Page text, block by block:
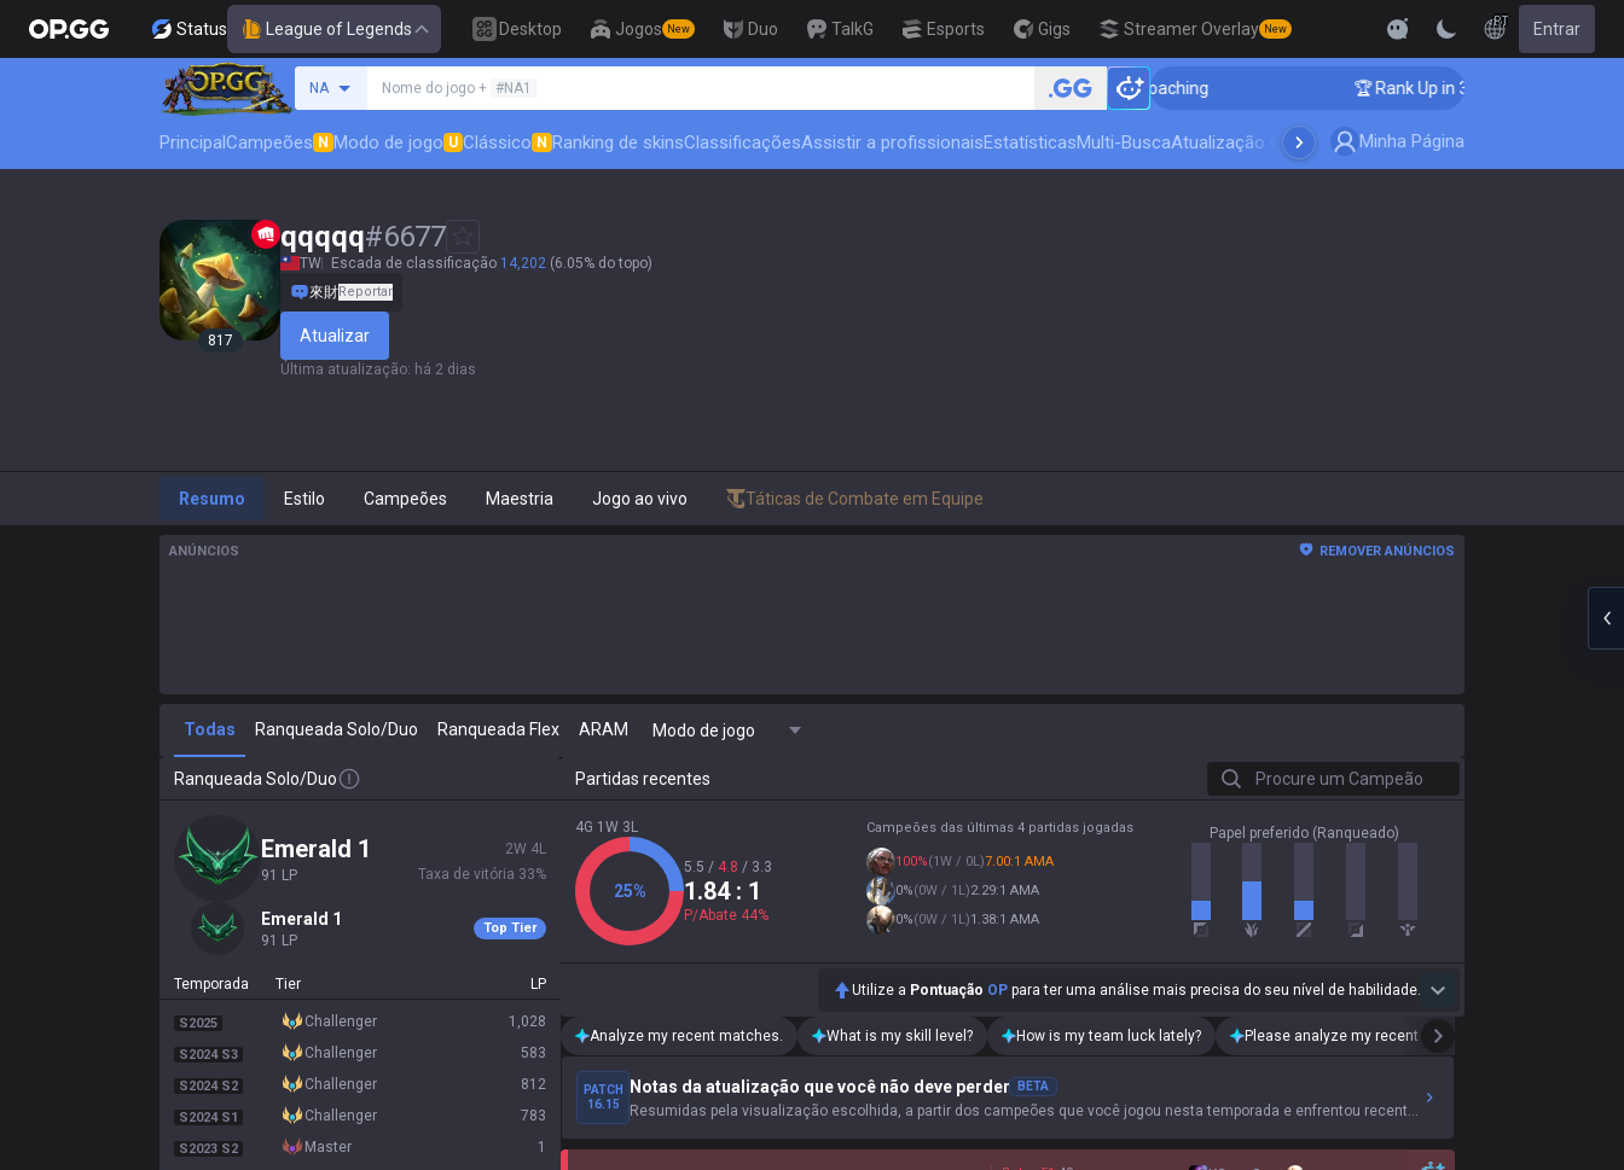
Status League of Legends Desktop Jogos New Duo TalkG Esports Gigs Streamer Overlay New
PT Entrar
NA
Procure um invocador
Nome do jogo + #NA1 🏆 Rank Up in 3 Days! Challenger Coaching 🏆 Rank Up in 3 Days! Challenger
PrincipalCampeões N Modo de jogo U Clássico N Ranking de skinsClassificaçõesAssistir a profissionaisEstatísticasMulti-BuscaAtualização do jogo Minha Página
817
qqqqq#6677
TW Escada de classificação 14,202 (6.05% do topo)
來財Reportar
Atualizar
Última atualização: há 2 dias
Resumo Estilo Campeões Maestria Jogo ao vivo Táticas de Combate em Equipe
ANÚNCIOS REMOVER ANÚNCIOS
Todas Ranqueada Solo/Duo Ranqueada Flex ARAM Modo de jogo
Ranqueada Solo/Duo
emerald 1
91 LP
2W 4L
Taxa de vitória 33%
emerald 1
91 LP
Top Tier
Temporada Tier LP
S2025 challenger 1,028
S2024 S3 challenger 583
S2024 S2 challenger 812
S2024 S1 challenger 783
S2023 S2 master 1
Partidas recentes Procure um Campeão
4G 1W 3L
25%
5.5 / 4.8 / 3.3
1.84: 1
P/Abate 44%
Campeões das últimas 4 partidas jogadas
100%(1W / 0L)7.00:1 AMA
0%(0W / 1L)2.29:1 AMA
0%(0W / 1L)1.38:1 AMA
Papel preferido (Ranqueado)
Utilize a Pontuação OP para ter uma análise mais precisa do seu nível de habilidade.
Analyze my recent matches. What is my skill level? How is my team luck lately? Please analyze my recent playstyle.
PATCH
16.15
Notas da atualização que você não deve perder BETA
Resumidas pela visualização escolhida, a partir dos campeões que você jogou nesta temporada e enfrentou recentemente.